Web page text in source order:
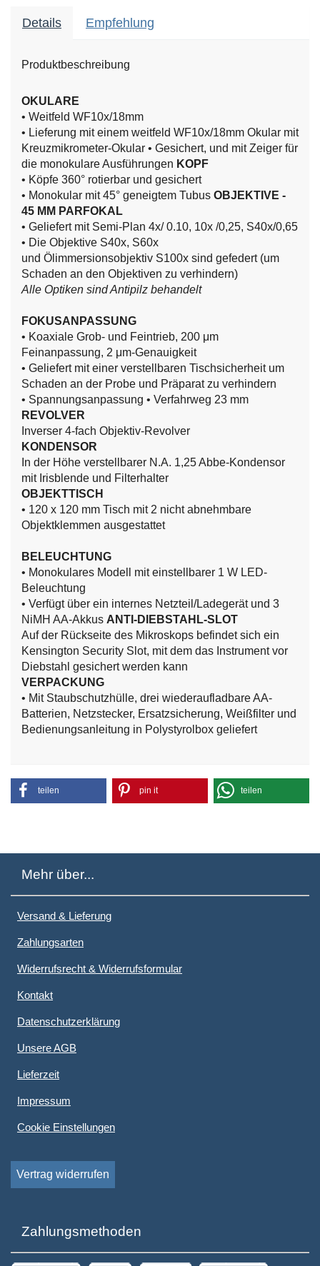
Details Empfehlung
Produktbeschreibung
OKULARE
• Weitfeld WF10x/18mm
• Lieferung mit einem weitfeld WF10x/18mm Okular mit
Kreuzmikrometer-Okular • Gesichert, und mit Zeiger für
die monokulare Ausführungen KOPF
• Köpfe 360° rotierbar und gesichert
• Monokular mit 45° geneigtem Tubus OBJEKTIVE -
45 MM PARFOKAL
• Geliefert mit Semi-Plan 4x/ 0.10, 10x /0,25, S40x/0,65
• Die Objektive S40x, S60x
und Ölimmersionsobjektiv S100x sind gefedert (um
Schaden an den Objektiven zu verhindern)
Alle Optiken sind Antipilz behandelt
FOKUSANPASSUNG
• Koaxiale Grob- und Feintrieb, 200 μm
Feinanpassung, 2 μm-Genauigkeit
• Geliefert mit einer verstellbaren Tischsicherheit um
Schaden an der Probe und Präparat zu verhindern
• Spannungsanpassung • Verfahrweg 23 mm
REVOLVER
Inverser 4-fach Objektiv-Revolver
KONDENSOR
In der Höhe verstellbarer N.A. 1,25 Abbe-Kondensor
mit Irisblende und Filterhalter
OBJEKTTISCH
• 120 x 120 mm Tisch mit 2 nicht abnehmbare
Objektklemmen ausgestattet
BELEUCHTUNG
• Monokulares Modell mit einstellbarer 1 W LED-
Beleuchtung
• Verfügt über ein internes Netzteil/Ladegerät und 3
NiMH AA-Akkus ANTI-DIEBSTAHL-SLOT
Auf der Rückseite des Mikroskops befindet sich ein
Kensington Security Slot, mit dem das Instrument vor
Diebstahl gesichert werden kann
VERPACKUNG
• Mit Staubschutzhülle, drei wiederaufladbare AA-
Batterien, Netzstecker, Ersatzsicherung, Weißfilter und
Bedienungsanleitung in Polystyrolbox geliefert
teilen pin it teilen
Mehr über...
Versand & Lieferung
Zahlungsarten
Widerrufsrecht & Widerrufsformular
Kontakt
Datenschutzerklärung
Unsere AGB
Lieferzeit
Impressum
Cookie Einstellungen
Vertrag widerrufen
Zahlungsmethoden